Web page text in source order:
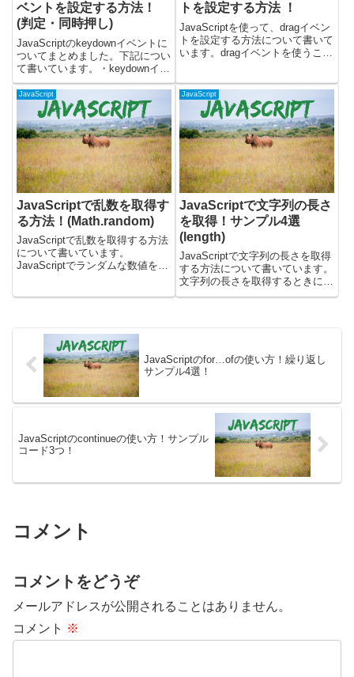
ベントを設定する方法！
(判定・同時押し)
JavaScriptのkeydownイベントに
ついてまとめました。下記につい
て書いています。・keydownイベ
ントとは？・keydownイベントの
設定方法・keydownでEnterキー
を判定して処理する方法・
keydownで同時押しを判...
トを設定する方法 ！
JavaScriptを使って、dragイベン
トを設定する方法について書いて
います。dragイベントを使うこと
際に動くサンプルを使いつつ、以
下について書いています。・drag
イベント...
JavaScript
JavaScriptで乱数を取得す
る方法！(Math.random)
JavaScriptで乱数を取得する方法
について書いています。
JavaScriptでランダムな数値を取
JavaScript
JavaScriptで文字列の長さ
を取得！サンプル4選
(length)
JavaScriptで文字列の長さを取得
する方法について書いています。
文字列の長さを取得するときに
は、lengthプロパティにアクセス
JavaScriptのfor…ofの使い方！繰り返し
サンプル4選！
JavaScriptのcontinueの使い方！サンプル
コード3つ！
コメント
コメントをどうぞ
メールアドレスが公開されることはありません。
コメント ※